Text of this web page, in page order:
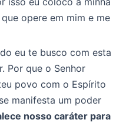
opere em mim e me
eu te busco com esta
Por que o Senhor
povo com o Espírito
manifesta um poder
nosso caráter para